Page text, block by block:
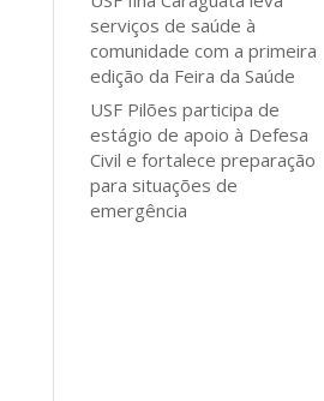
serviços de saúde à
comunidade com a primeira
edição da Feira da Saúde
USF Pilões participa de
estágio de apoio à Defesa
Civil e fortalece preparação
para situações de
emergência